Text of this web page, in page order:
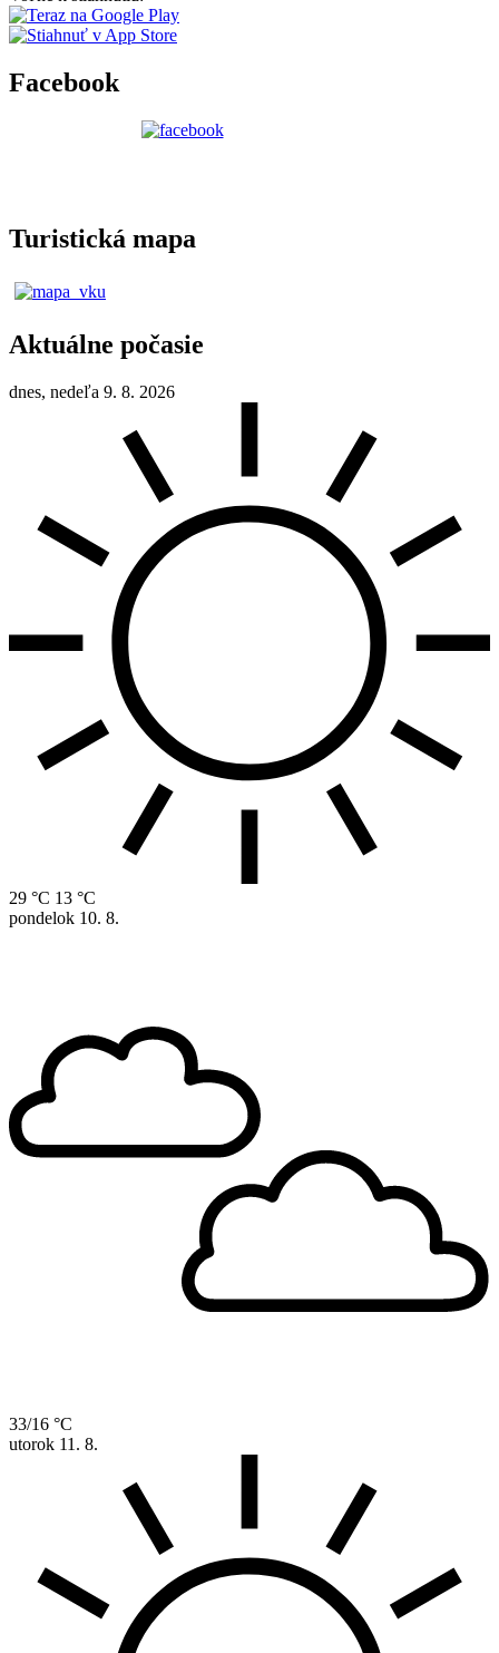
Facebook
Turistická mapa
Aktuálne počasie
dnes, nedeľa 9. 8. 2026
29 °C 13 °C
pondelok 10. 8.
33/16 °C
utorok 11. 8.